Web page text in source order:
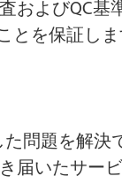
およびQC基
とを保証しま
た問題を解決
届いたサー